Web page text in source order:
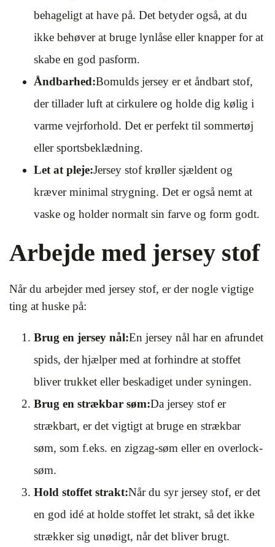
behageligt at have på. Det betyder også, at du
ikke behøver at bruge lynlåse eller knapper for at
skabe en god pasform.
Åndbarhed:Bomulds jersey er et åndbart stof,
der tillader luft at cirkulere og holde dig kølig i
varme vejrforhold. Det er perfekt til sommertøj
eller sportsbeklædning.
Let at pleje:Jersey stof krøller sjældent og
kræver minimal strygning. Det er også nemt at
vaske og holder normalt sin farve og form godt.
Arbejde med jersey stof
Når du arbejder med jersey stof, er der nogle vigtige
ting at huske på:
Brug en jersey nål:En jersey nål har en afrundet
spids, der hjælper med at forhindre at stoffet
bliver trukket eller beskadiget under syningen.
Brug en strækbar søm:Da jersey stof er
strækbart, er det vigtigt at bruge en strækbar
søm, som f.eks. en zigzag-søm eller en overlock-
søm.
Hold stoffet strakt:Når du syr jersey stof, er det
en god idé at holde stoffet let strakt, så det ikke
strækker sig unødigt, når det bliver brugt.